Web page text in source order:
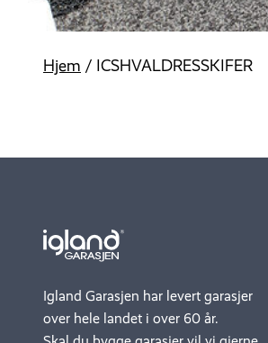
Hjem / ICSHVALDRESSKIFER
Igland Garasjen har levert garasjer
over hele landet i over 60 år.